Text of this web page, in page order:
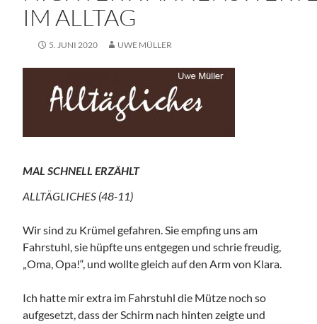
IM ALLTAG
5. JUNI 2020 UWE MÜLLER
MAL SCHNELL ERZÄHLT
ALLTÄGLICHES (48-11)
Wir sind zu Krümel gefahren. Sie empfing uns am
Fahrstuhl, sie hüpfte uns entgegen und schrie freudig,
„Oma, Opa!“, und wollte gleich auf den Arm von Klara.
Ich hatte mir extra im Fahrstuhl die Mütze noch so
aufgesetzt, dass der Schirm nach hinten zeigte und